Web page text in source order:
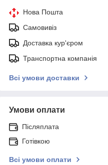
Нова Пошта
Самовивіз
Доставка кур'єром
Транспортна компанія
Всі умови доставки
Умови оплати
Післяплата
Готівкою
Всі умови оплати